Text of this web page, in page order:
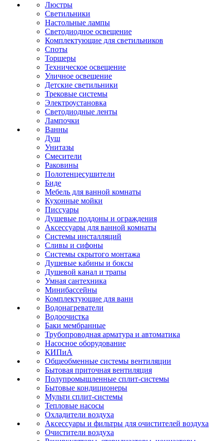
Люстры
Светильники
Настольные лампы
Светодиодное освещение
Комплектующие для светильников
Споты
Торшеры
Техническое освещение
Уличное освещение
Детские светильники
Трековые системы
Электроустановка
Светодиодные ленты
Лампочки
Ванны
Душ
Унитазы
Смесители
Раковины
Полотенцесушители
Биде
Мебель для ванной комнаты
Кухонные мойки
Писсуары
Душевые поддоны и ограждения
Аксессуары для ванной комнаты
Системы инсталляций
Сливы и сифоны
Системы скрытого монтажа
Душевые кабины и боксы
Душевой канал и трапы
Умная сантехника
Минибассейны
Комплектующие для ванн
Водонагреватели
Водоочистка
Баки мембранные
Трубопроводная арматура и автоматика
Насосное оборудование
КИПиА
Общеобменные системы вентиляции
Бытовая приточная вентиляция
Полупромышленные сплит-системы
Бытовые кондиционеры
Мульти сплит-системы
Тепловые насосы
Охладители воздуха
Аксессуары и фильтры для очистителей воздуха
Очистители воздуха